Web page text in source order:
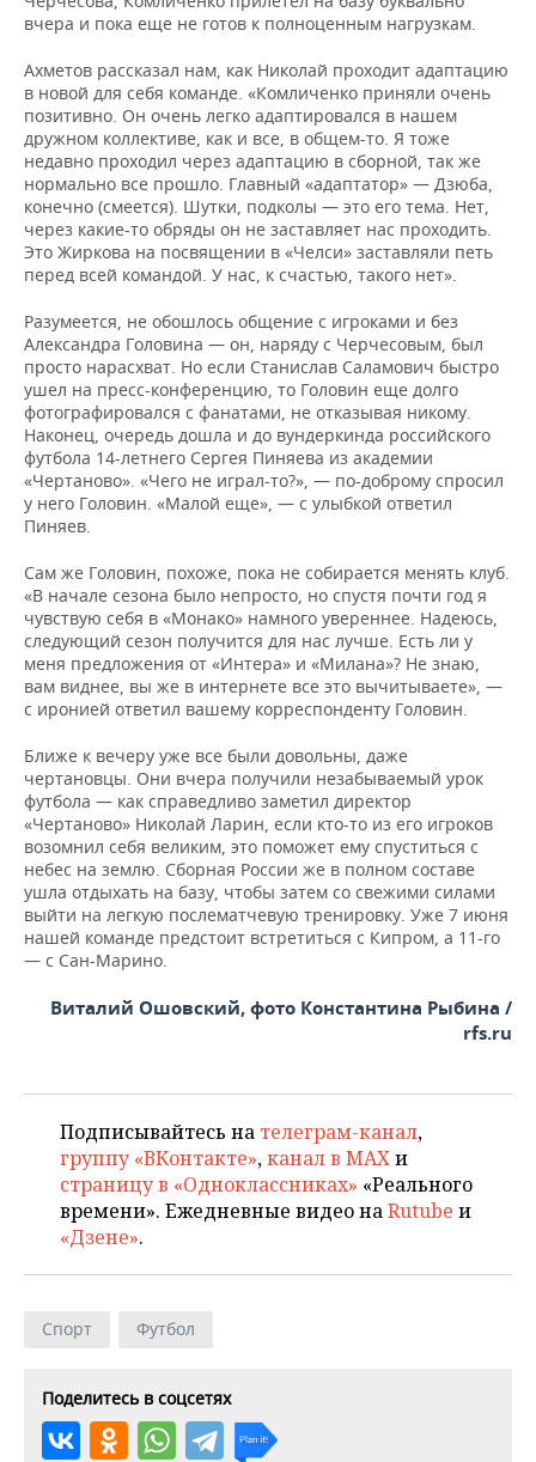
вчера и пока еще не готов к полноценным нагрузкам.
Ахметов рассказал нам, как Николай проходит адаптацию
в новой для себя команде. «Комличенко приняли очень
позитивно. Он очень легко адаптировался в нашем
дружном коллективе, как и все, в общем-то. Я тоже
недавно проходил через адаптацию в сборной, так же
нормально все прошло. Главный «адаптатор» — Дзюба,
конечно (смеется). Шутки, подколы — это его тема. Нет,
через какие-то обряды он не заставляет нас проходить.
Это Жиркова на посвящении в «Челси» заставляли петь
перед всей командой. У нас, к счастью, такого нет».
Разумеется, не обошлось общение с игроками и без
Александра Головина — он, наряду с Черчесовым, был
просто нарасхват. Но если Станислав Саламович быстро
ушел на пресс-конференцию, то Головин еще долго
фотографировался с фанатами, не отказывая никому.
Наконец, очередь дошла и до вундеркинда российского
футбола 14-летнего Сергея Пиняева из академии
«Чертаново». «Чего не играл-то?», — по-доброму спросил
у него Головин. «Малой еще», — с улыбкой ответил
Пиняев.
Сам же Головин, похоже, пока не собирается менять клуб.
«В начале сезона было непросто, но спустя почти год я
чувствую себя в «Монако» намного увереннее. Надеюсь,
следующий сезон получится для нас лучше. Есть ли у
меня предложения от «Интера» и «Милана»? Не знаю,
вам виднее, вы же в интернете все это вычитываете», —
с иронией ответил вашему корреспонденту Головин.
Ближе к вечеру уже все были довольны, даже
чертановцы. Они вчера получили незабываемый урок
футбола — как справедливо заметил директор
«Чертаново» Николай Ларин, если кто-то из его игроков
возомнил себя великим, это поможет ему спуститься с
небес на землю. Сборная России же в полном составе
ушла отдыхать на базу, чтобы затем со свежими силами
выйти на легкую послематчевую тренировку. Уже 7 июня
нашей команде предстоит встретиться с Кипром, а 11-го
— с Сан-Марино.
Виталий Ошовский, фото Константина Рыбина /
rfs.ru
Подписывайтесь на телеграм-канал,
группу «ВКонтакте»,канал в MAXи
страницу в «Одноклассниках» «Реального
времени». Ежедневные видео наRutube и
«Дзене».
Спорт Футбол
Поделитесь в соцсетях